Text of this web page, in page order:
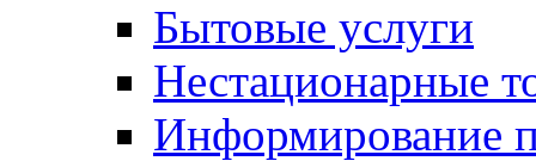
Бытовые услуги
Нестационарные
Информирование